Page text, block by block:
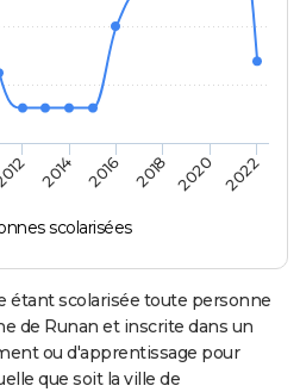
scolarisées
2014 2016 2018 2020 2022
étant scolarisée toute personne
de Runan et inscrite dans un
ou d'apprentissage pour
que soit la ville de